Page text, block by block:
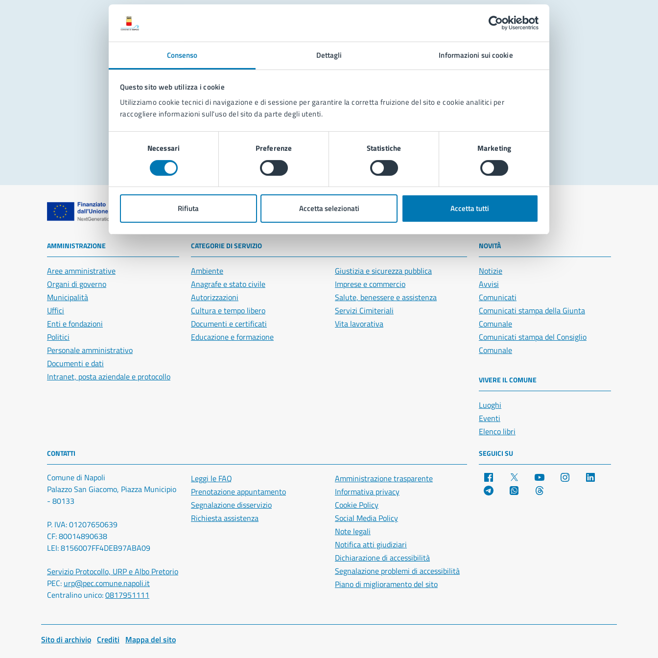
Consenso Dettagli Informazioni sui cookie
Questo sito web utilizza i cookie
Utilizziamo cookie tecnici di navigazione e di sessione per garantire la corretta fruizione del sito e cookie analitici per
raccogliere informazioni sull'uso del sito da parte degli utenti.
Necessari Preferenze Statistiche Marketing
Rifiuta Accetta selezionati Accetta tutti
Problemi in città
Segnala disservizio
Comune di Napoli
AMMINISTRAZIONE
Aree amministrative
Organi di governo
Municipalità
Uffici
Enti e fondazioni
Politici
Personale amministrativo
Documenti e dati
Intranet, posta aziendale e protocollo
CATEGORIE DI SERVIZIO
Ambiente
Anagrafe e stato civile
Autorizzazioni
Cultura e tempo libero
Documenti e certificati
Educazione e formazione
Giustizia e sicurezza pubblica
Imprese e commercio
Salute, benessere e assistenza
Servizi Cimiteriali
Vita lavorativa
NOVITÀ
Notizie
Avvisi
Comunicati
Comunicati stampa della Giunta
Comunale
Comunicati stampa del Consiglio
Comunale
VIVERE IL COMUNE
Luoghi
Eventi
Elenco libri
CONTATTI
Comune di Napoli
Palazzo San Giacomo, Piazza Municipio
- 80133
P. IVA: 01207650639
CF: 80014890638
LEI: 8156007FF4DEB97ABA09
Servizio Protocollo, URP e Albo Pretorio
PEC: urp@pec.comune.napoli.it
Centralino unico:0817951111
Leggi le FAQ
Prenotazione appuntamento
Segnalazione disservizio
Richiesta assistenza
Amministrazione trasparente
Informativa privacy
Cookie Policy
Social Media Policy
Note legali
Notifica atti giudiziari
Dichiarazione di accessibilità
Segnalazione problemi di accessibilità
Piano di miglioramento del sito
SEGUICI SU
Facebook YouTube Instagram
Telegram WhatsApp
Sito di archivio Crediti Mappa del sito